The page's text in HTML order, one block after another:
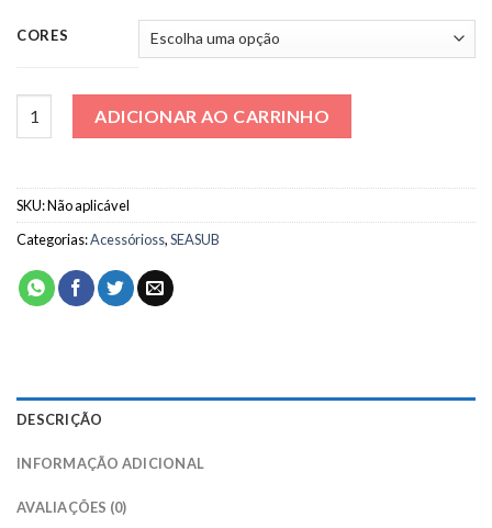
CORES
ADICIONAR AO CARRINHO
SKU:Não aplicável
Categorias:Acessórioss,SEASUB
DESCRIÇÃO
INFORMAÇÃO ADICIONAL
AVALIAÇÕES (0)